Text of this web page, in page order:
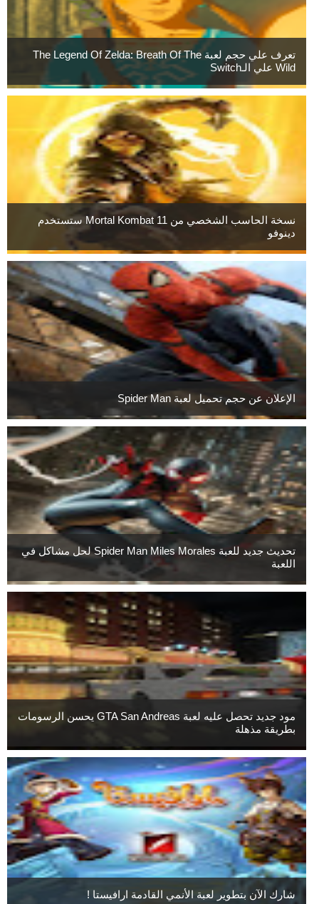
تعرف علي حجم لعبة The Legend Of Zelda: Breath Of The
Wild علي الـSwitch
نسخة الحاسب الشخصي من Mortal Kombat 11 ستستخدم
دينوفو
الإعلان عن حجم تحميل لعبة Spider Man
تحديث جديد للعبة Spider Man Miles Morales لحل مشاكل في
اللعبة
مود جديد تحصل عليه لعبة GTA San Andreas يحسن الرسومات
بطريقة مذهلة
شارك الآن بتطوير لعبة الأنمي القادمة ارافيستا !